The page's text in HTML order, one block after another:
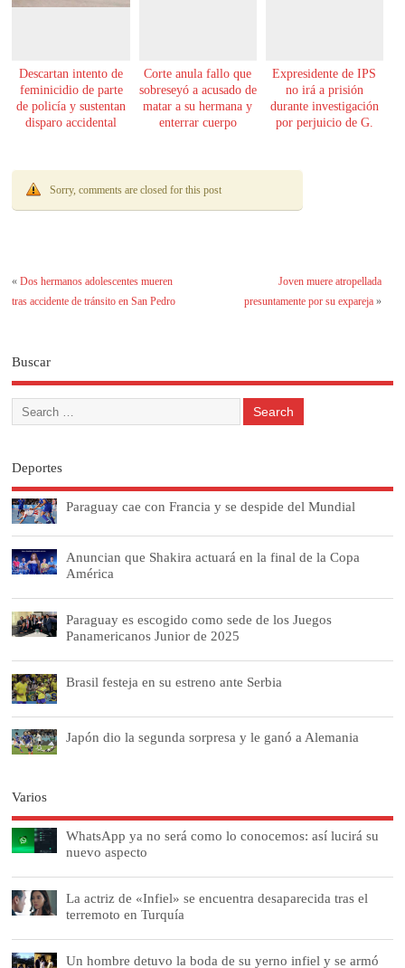
Descartan intento de
feminicidio de parte
de policía y sustentan
disparo accidental
Corte anula fallo que
sobreseyó a acusado de
matar a su hermana y
enterrar cuerpo
Expresidente de IPS
no irá a prisión
durante investigación
por perjuicio de G.
Sorry, comments are closed for this post
«Dos hermanos adolescentes mueren
tras accidente de tránsito en San Pedro
Joven muere atropellada
presuntamente por su expareja»
Buscar
Deportes
Paraguay cae con Francia y se despide del Mundial
Anuncian que Shakira actuará en la final de la Copa
América
Paraguay es escogido como sede de los Juegos
Panamericanos Junior de 2025
Brasil festeja en su estreno ante Serbia
Japón dio la segunda sorpresa y le ganó a Alemania
Varios
WhatsApp ya no será como lo conocemos: así lucirá su
nuevo aspecto
La actriz de «Infiel» se encuentra desaparecida tras el
terremoto en Turquía
Un hombre detuvo la boda de su yerno infiel y se armó